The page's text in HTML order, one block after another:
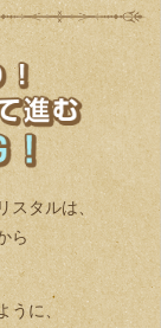
スタルは、
ら
うに、